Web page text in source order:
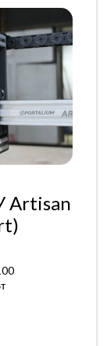
Artisan